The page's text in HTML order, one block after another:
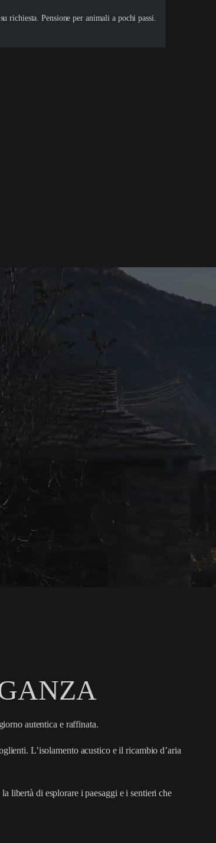
richiesta. Pensione per animali a pochi passi.
autentica e raffinata.
L’isolamento acustico e il ricambio d’aria
la libertà di esplorare i paesaggi e i sentieri che